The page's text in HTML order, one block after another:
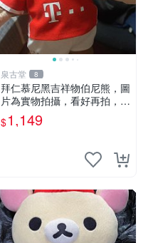
泉古堂 8
拜仁慕尼黑吉祥物伯尼熊，圖
片為實物拍攝，看好再拍，不
退不換-187978
$1,149